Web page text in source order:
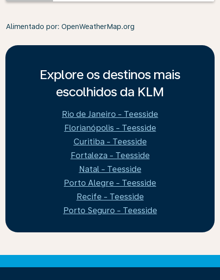
Alimentado por: OpenWeatherMap.org
Explore os destinos mais
escolhidos da KLM
Rio de Janeiro - Teesside
Florianópolis - Teesside
Curitiba - Teesside
Fortaleza - Teesside
Natal - Teesside
Porto Alegre - Teesside
Recife - Teesside
Porto Seguro - Teesside